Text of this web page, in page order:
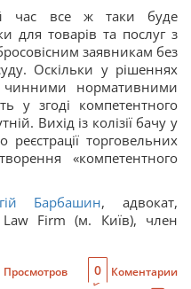
час все ж таки буде
для товарів та послуг з
заявникам без
Оскільки у рішеннях
нормативними
у згоді компетентного
Вихід із колізії бачу у
торговельних
«компетентного
Барбашин, адвокат,
Firm (м. Київ), член
Просмотров 0 Коментарии